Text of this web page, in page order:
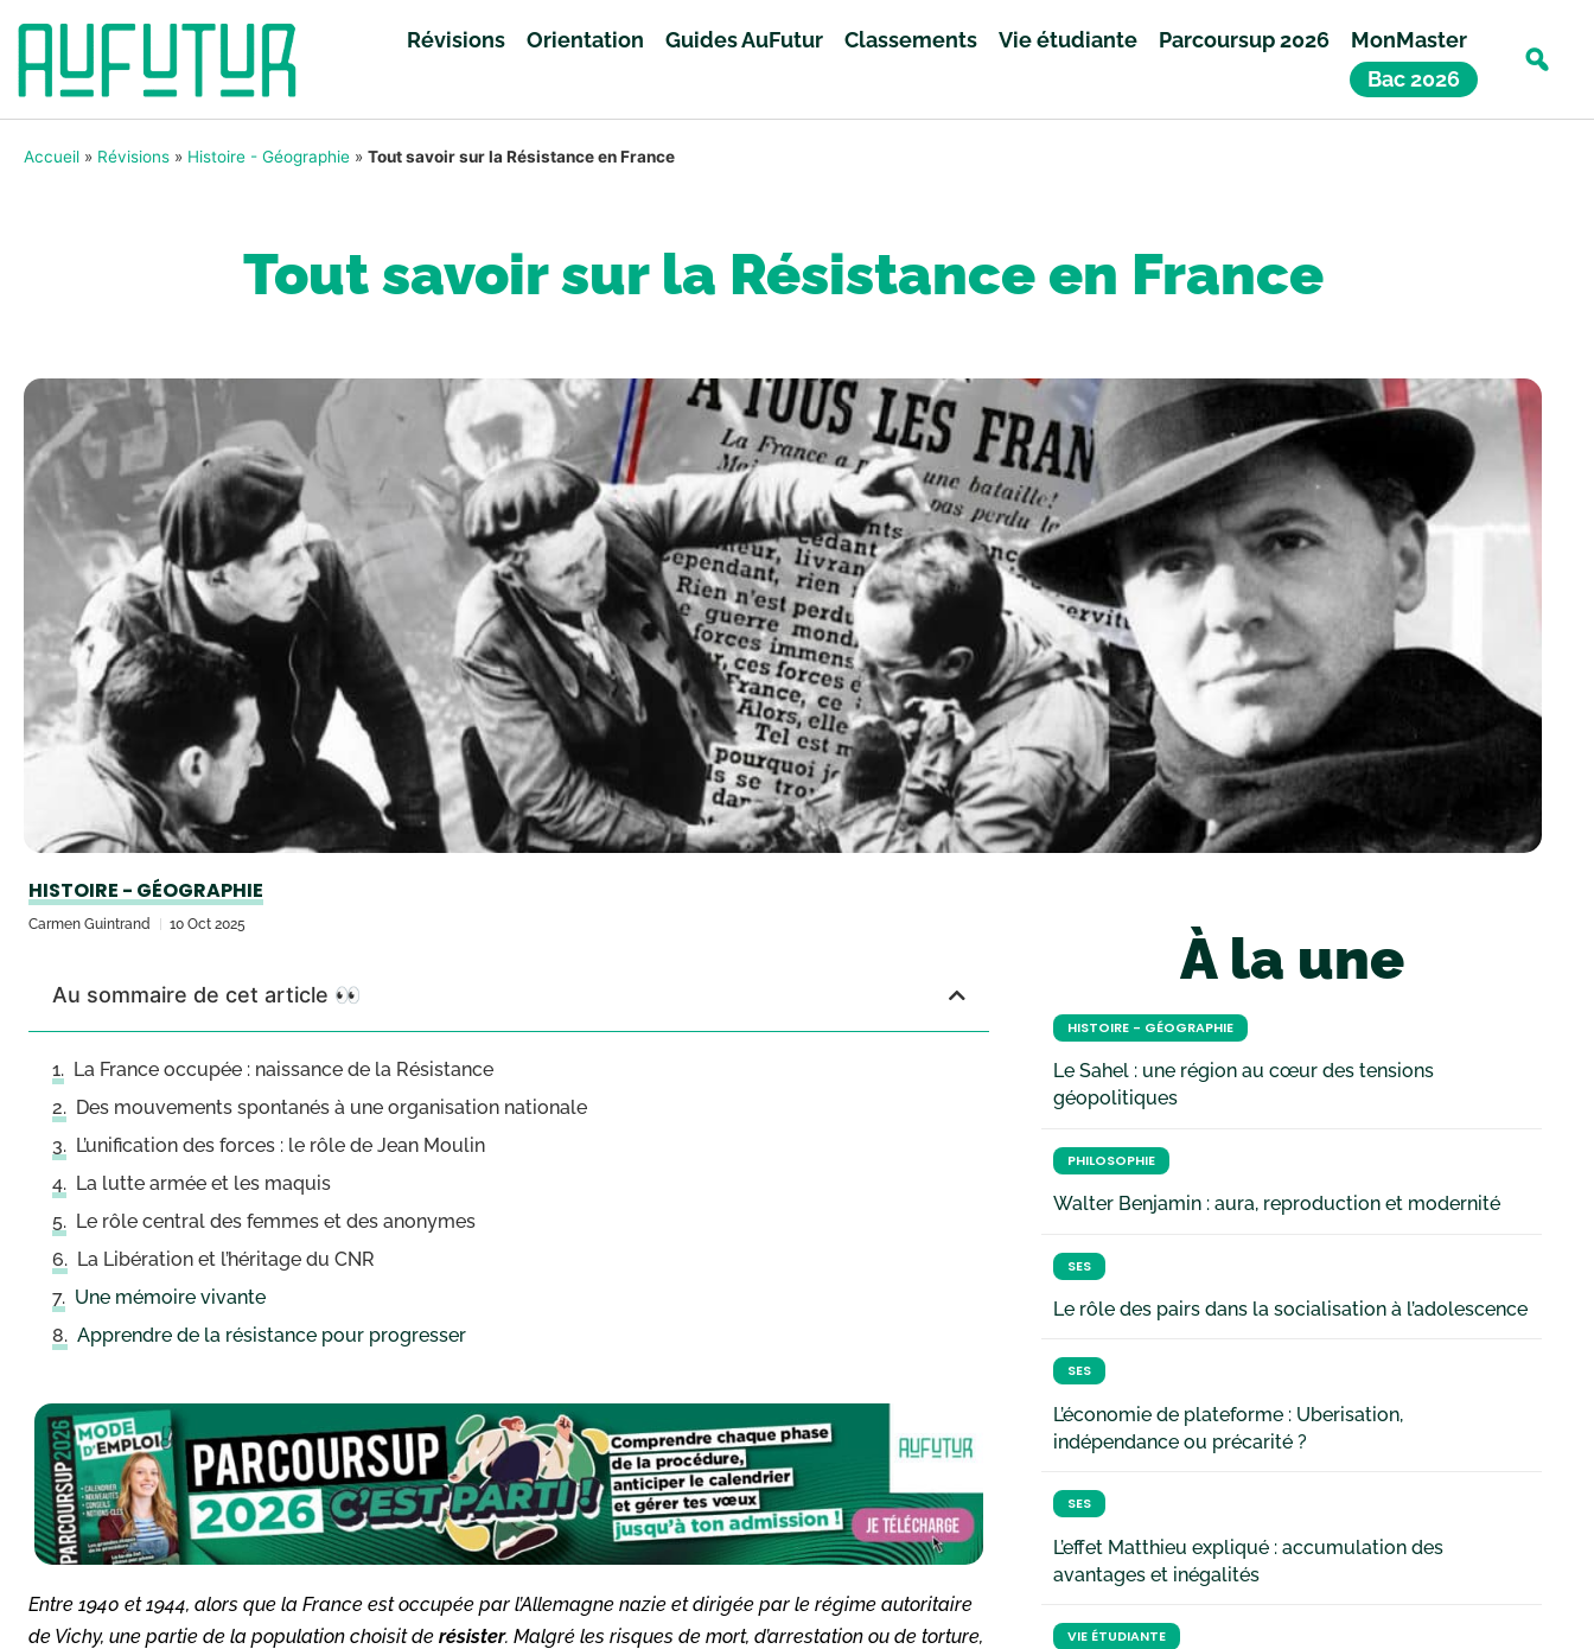
Révisions Orientation Guides AuFutur Classements Vie étudiante Parcoursup 2026
MonMaster
Bac 2026
Accueil » Révisions » Histoire - Géographie » Tout savoir sur la Résistance en France
Tout savoir sur la Résistance en France
HISTOIRE - GÉOGRAPHIE
Carmen Guintrand 10 Oct 2025
Au sommaire de cet article 👀
La France occupée : naissance de la Résistance
Des mouvements spontanés à une organisation nationale
L’unification des forces : le rôle de Jean Moulin
La lutte armée et les maquis
Le rôle central des femmes et des anonymes
La Libération et l’héritage du CNR
Une mémoire vivante
Apprendre de la résistance pour progresser
Entre 1940 et 1944, alors que la France est occupée par l’Allemagne nazie et dirigée par le régime autoritaire
de Vichy, une partie de la population choisit de résister. Malgré les risques de mort, d’arrestation ou de torture,
À la une
HISTOIRE - GÉOGRAPHIE
Le Sahel : une région au cœur des tensions
géopolitiques
PHILOSOPHIE
Walter Benjamin : aura, reproduction et modernité
SES
Le rôle des pairs dans la socialisation à l’adolescence
SES
L’économie de plateforme : Uberisation,
indépendance ou précarité ?
SES
L’effet Matthieu expliqué : accumulation des
avantages et inégalités
VIE ÉTUDIANTE